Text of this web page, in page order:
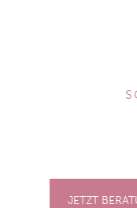
JETZT